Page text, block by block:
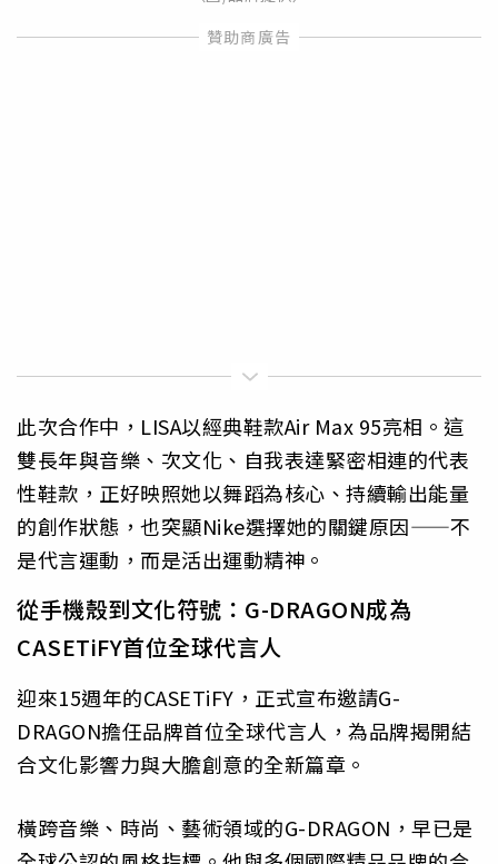
此次合作中，LISA以經典鞋款Air Max 95亮相。這
雙長年與音樂、次文化、自我表達緊密相連的代表
性鞋款，正好映照她以舞蹈為核心、持續輸出能量
的創作狀態，也突顯Nike選擇她的關鍵原因——不
是代言運動，而是活出運動精神。
從手機殼到文化符號：G-DRAGON成為
CASETiFY首位全球代言人
迎來15週年的CASETiFY，正式宣布邀請G-
DRAGON擔任品牌首位全球代言人，為品牌揭開結
合文化影響力與大膽創意的全新篇章。
橫跨音樂、時尚、藝術領域的G-DRAGON，早已是